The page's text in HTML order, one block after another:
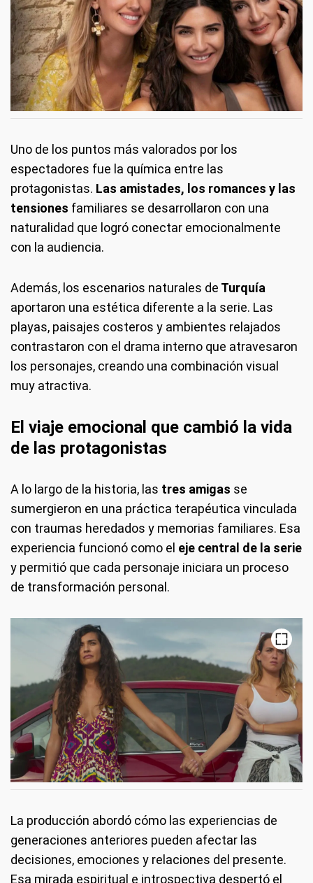
Uno de los puntos más valorados por los
espectadores fue la química entre las
protagonistas. Las amistades, los romances y las
tensiones familiares se desarrollaron con una
naturalidad que logró conectar emocionalmente
con la audiencia.
Además, los escenarios naturales de Turquía
aportaron una estética diferente a la serie. Las
playas, paisajes costeros y ambientes relajados
contrastaron con el drama interno que atravesaron
los personajes, creando una combinación visual
muy atractiva.
El viaje emocional que cambió la vida
de las protagonistas
A lo largo de la historia, las tres amigas se
sumergieron en una práctica terapéutica vinculada
con traumas heredados y memorias familiares. Esa
experiencia funcionó como el eje central de la serie
y permitió que cada personaje iniciara un proceso
de transformación personal.
La producción abordó cómo las experiencias de
generaciones anteriores pueden afectar las
decisiones, emociones y relaciones del presente.
Esa mirada espiritual e introspectiva despertó el